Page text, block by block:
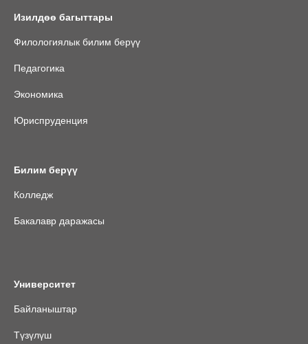
Изилдөө багыттары
Филологиялык билим берүү
Педагогика
Экономика
Юриспруденция
Билим берүү
Колледж
Бакалавр даражасы
Университет
Байланыштар
Түзүлүш